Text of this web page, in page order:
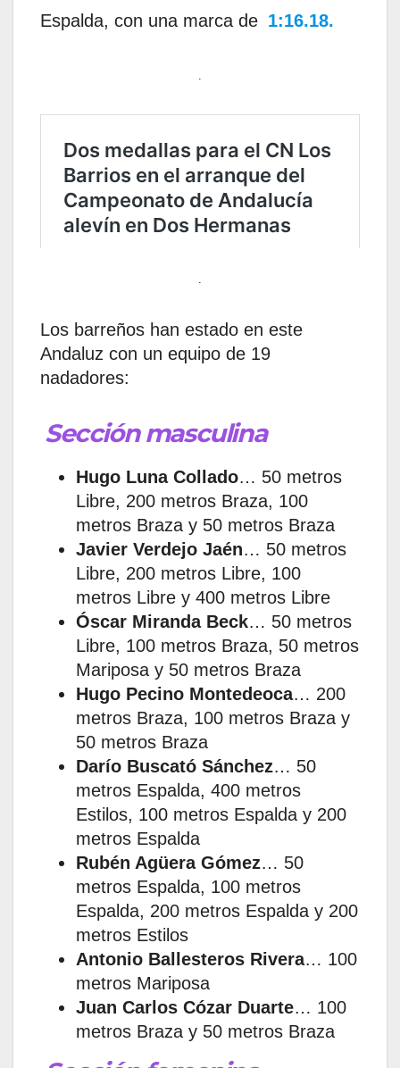
Espalda, con una marca de 1:16.18.
.
.
Los barreños han estado en este
Andaluz con un equipo de 19
nadadores:
Sección masculina
Hugo Luna Collado… 50 metros
Libre, 200 metros Braza, 100
metros Braza y 50 metros Braza
Javier Verdejo Jaén… 50 metros
Libre, 200 metros Libre, 100
metros Libre y 400 metros Libre
Óscar Miranda Beck… 50 metros
Libre, 100 metros Braza, 50 metros
Mariposa y 50 metros Braza
Hugo Pecino Montedeoca… 200
metros Braza, 100 metros Braza y
50 metros Braza
Darío Buscató Sánchez… 50
metros Espalda, 400 metros
Estilos, 100 metros Espalda y 200
metros Espalda
Rubén Agüera Gómez… 50
metros Espalda, 100 metros
Espalda, 200 metros Espalda y 200
metros Estilos
Antonio Ballesteros Rivera… 100
metros Mariposa
Juan Carlos Cózar Duarte… 100
metros Braza y 50 metros Braza